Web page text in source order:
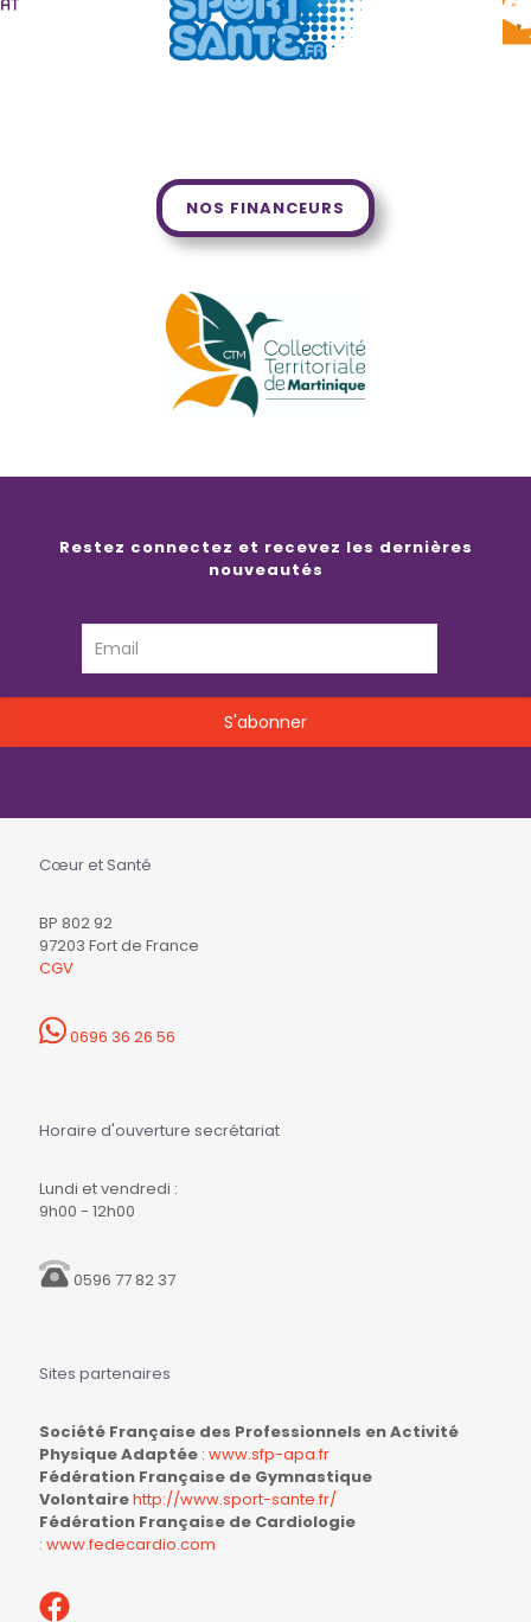
NOS FINANCEURS
Restez connectez et recevez les dernières
nouveautés
Cœur et Santé
BP 802 92
97203 Fort de France
CGV
0696 36 26 56
Horaire d'ouverture secrétariat
Lundi et vendredi :
9h00 - 12h00
0596 77 82 37
Sites partenaires
Société Française des Professionnels en Activité
Physique Adaptée : www.sfp-apa.fr
Fédération Française de Gymnastique
Volontairehttp://www.sport-sante.fr/
Fédération Française de Cardiologie
: www.fedecardio.com